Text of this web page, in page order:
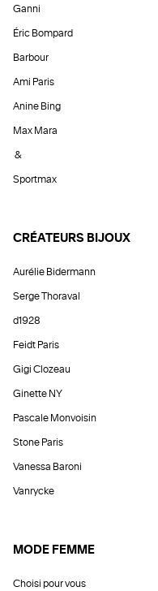
Ganni
Éric Bompard
Barbour
Ami Paris
Anine Bing
Max Mara
&
Sportmax
CRÉATEURS BIJOUX
Aurélie Bidermann
Serge Thoraval
d1928
Feidt Paris
Gigi Clozeau
Ginette NY
Pascale Monvoisin
Stone Paris
Vanessa Baroni
Vanrycke
MODE FEMME
Choisi pour vous